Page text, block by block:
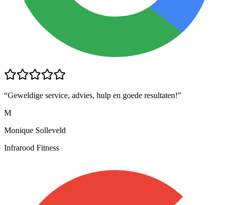
“Geweldige service, advies, hulp en goede resultaten!”
M
Monique Solleveld
Infrarood Fitness